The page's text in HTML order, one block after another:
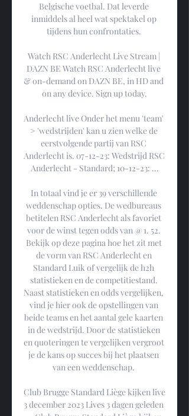
Belgische voetbal. Dat leverde
inmiddels al heel wat spektakel op
tijdens hun confrontaties.
Watch RSC Anderlecht Live Stream |
DAZN BE Watch RSC Anderlecht live
& on-demand on DAZN BE, in HD and
on any device. Sign up today.
Anderlecht live Onder het menu 'team'
> 'wedstrijden' kan u zien welke de
eerstvolgende partij van RSC
Anderlecht is. 07-12-23: Wedstrijd RSC
Anderlecht - Standard; 10-12-23: ...
In totaal vind je er 39 verschillende
weddenschap opties. De wedbureaus
betitelen RSC Anderlecht als favoriet
voor de winst tegen odds van @ 1. 52.
Bekijk op deze pagina hoe het zit met
de vorm van RSC Anderlecht en
Standard Luik of vergelijk de h2h
statistieken en de competitiestand.
Naast statistieken en odds vergelijken,
vind je hier ook de opstellingen van
beide teams en het aantal gele kaarten
in de wedstrijd. Door de statistieken
en quoteringen te vergelijken vergroot
je de kans op succes bij het plaatsen
van een weddenschap.
Club Brugge Standard Liège kijken live
3 december 2023 Lives 3 dagen geleden